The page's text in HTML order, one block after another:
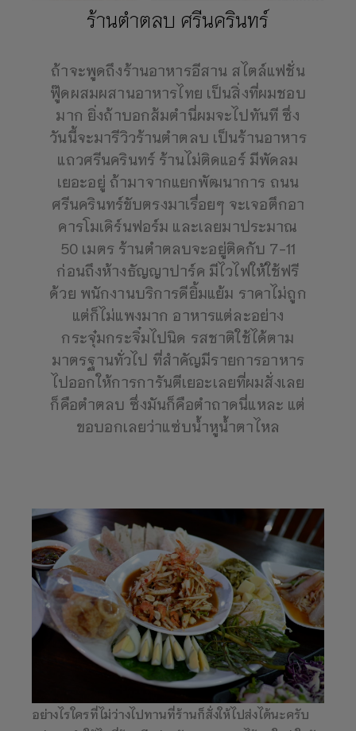
ร้านตำตลบ ศรีนครินทร์
ถ้าจะพูดถึงร้านอาหารอีสาน สไตล์แฟชั่น
ฟู๊ดผสมผสานอาหารไทย เป็นสิ่งที่ผมชอบ
มาก ยิ่งถ้าบอกส้มตำนี่ผมจะไปทันที ซึ่ง
วันนี้จะมารีวิวร้านตำตลบ เป็นร้านอาหาร
แถวศรีนครินทร์ ร้านไม่ติดแอร์ มีพัดลม
เยอะอยู่ ถ้ามาจากแยกพัฒนาการ ถนน
ศรีนครินทร์ขับตรงมาเรื่อยๆ จะเจอตึกอา
คารโมเดิร์นฟอร์ม และเลยมาประมาณ
50 เมตร ร้านตำตลบจะอยู่ติดกับ 7-11
ก่อนถึงห้างธัญญาปาร์ค มีไวไฟให้ใช้ฟรี
ด้วย พนักงานบริการดียิ้มแย้ม ราคาไม่ถูก
แต่ก็ไม่แพงมาก อาหารแต่ละอย่าง
กระจุ๋มกระจิ๋มไปนิด รสชาติใช้ได้ตาม
มาตรฐานทั่วไป ที่สำคัญมีรายการอาหาร
ไปออกให้การการันตีเยอะเลยที่ผมสั่งเลย
ก็คือตำตลบ ซึ่งมันก็คือตำถาดนี่แหละ แต่
ขอบอกเลยว่าแซ่บน้ำหูน้ำตาไหล
อย่างไรใครที่ไม่ว่างไปทานที่ร้านก็สั่งให้ไปส่งได้นะครับ